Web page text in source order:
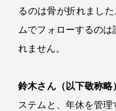
るのは骨が折れまし
ムでフォローするの
れません。
鈴木さん（以下敬称略
ステムと、年休を管